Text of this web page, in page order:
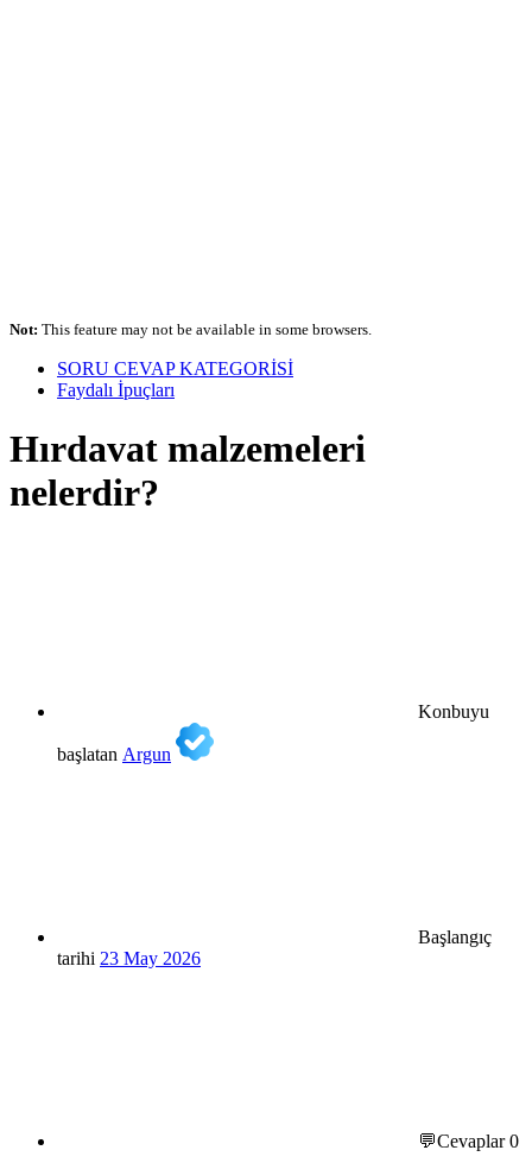
Not: This feature may not be available in some browsers.
SORU CEVAP KATEGORİSİ
Faydalı İpuçları
Hırdavat malzemeleri
nelerdir?
Konbuyu
başlatan Argun
Başlangıç
tarihi 23 May 2026
💬Cevaplar0